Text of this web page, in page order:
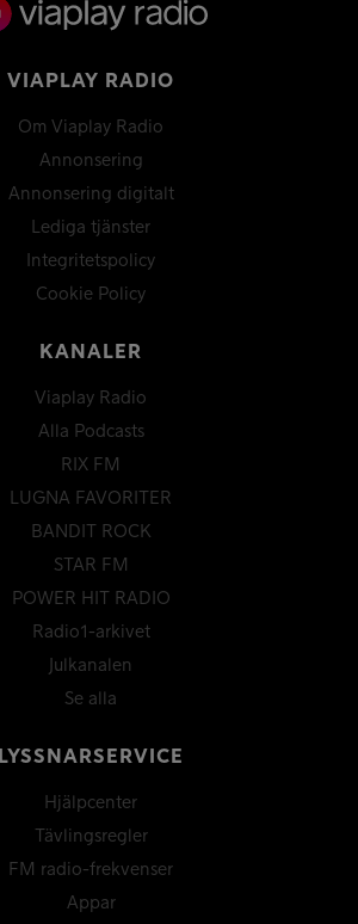
VIAPLAY RADIO
Om Viaplay Radio
Annonsering
Annonsering digitalt
Lediga tjänster
Integritetspolicy
Cookie Policy
KANALER
Viaplay Radio
Alla Podcasts
RIX FM
LUGNA FAVORITER
BANDIT ROCK
STAR FM
POWER HIT RADIO
Radio1-arkivet
Julkanalen
Se alla
LYSSNARSERVICE
Hjälpcenter
Tävlingsregler
FM radio-frekvenser
Appar